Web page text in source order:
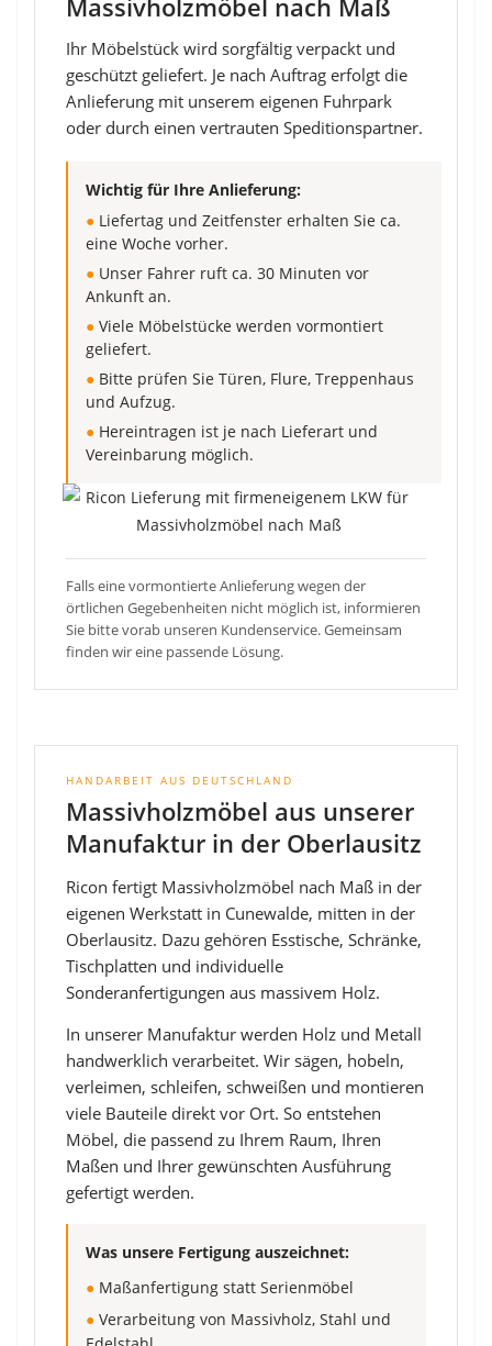
Ihr Möbelstück wird sorgfältig verpackt und
geschützt geliefert. Je nach Auftrag erfolgt die
Anlieferung mit unserem eigenen Fuhrpark
oder durch einen vertrauten Speditionspartner.
Wichtig für Ihre Anlieferung:
● Liefertag und Zeitfenster erhalten Sie ca.
eine Woche vorher.
● Unser Fahrer ruft ca. 30 Minuten vor
Ankunft an.
● Viele Möbelstücke werden vormontiert
geliefert.
● Bitte prüfen Sie Türen, Flure, Treppenhaus
und Aufzug.
● Hereintragen ist je nach Lieferart und
Vereinbarung möglich.
Falls eine vormontierte Anlieferung wegen der
örtlichen Gegebenheiten nicht möglich ist, informieren
Sie bitte vorab unseren Kundenservice. Gemeinsam
finden wir eine passende Lösung.
HANDARBEIT AUS DEUTSCHLAND
Massivholzmöbel aus unserer
Manufaktur in der Oberlausitz
Ricon fertigt Massivholzmöbel nach Maß in der
eigenen Werkstatt in Cunewalde, mitten in der
Oberlausitz. Dazu gehören Esstische, Schränke,
Tischplatten und individuelle
Sonderanfertigungen aus massivem Holz.
In unserer Manufaktur werden Holz und Metall
handwerklich verarbeitet. Wir sägen, hobeln,
verleimen, schleifen, schweißen und montieren
viele Bauteile direkt vor Ort. So entstehen
Möbel, die passend zu Ihrem Raum, Ihren
Maßen und Ihrer gewünschten Ausführung
gefertigt werden.
Was unsere Fertigung auszeichnet:
● Maßanfertigung statt Serienmöbel
● Verarbeitung von Massivholz, Stahl und